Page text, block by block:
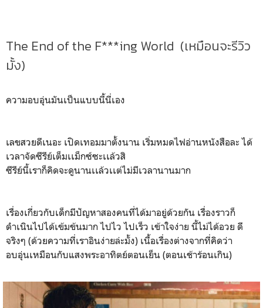
The End of the F***ing World (เหมือนจะรีวิว
มั้ง)
ความอบอุ่นมันเป็นแบบนี้นี่เอง
เลขสวยดีเนอะ เปิดเทอมมาตั้งนาน เริ่มหมดไฟอ่านหนังสือละ ได้
เวลาจัดซีรีย์เต็มเเม็กซ์ซะเเล้วสิ
ซีรีย์นี้เราก็คิดจะดูนานเเล้วเเต่ไม่มีเวลานานมาก
เรื่องเกี่ยวกับเด็กมีปัญหาสองคนที่ได้มาอยู่ด้วยกัน เรื่องราวก็
ดำเนินไปได้เข้มข้นมาก ไปไว ไปเร็ว เข้าใจง่าย นี้ไม่ได้อวย ดี
จริงๆ (ด้วยความที่เราอินง่ายล่ะมั้ง) เนื้อเรื่องต่างจากที่คิดว่า
อบอุ่นเหมือนกับแสงพระอาทิตย์ตอนเย็น (ตอนเช้าร้อนเกิน)